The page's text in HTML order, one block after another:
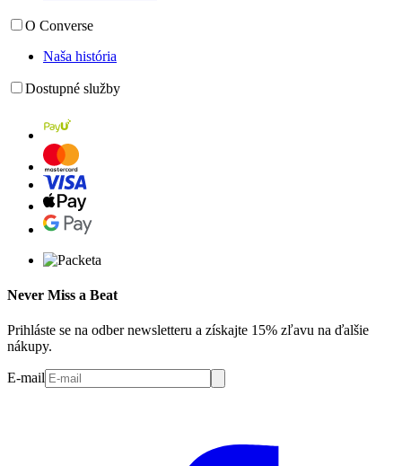
O Converse
Naša história
Dostupné služby
Never Miss a Beat
Prihláste se na odber newsletteru a získajte 15% zľavu na ďalšie
nákupy.
E-mail